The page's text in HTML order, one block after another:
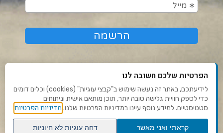
תנאי שימוש ומדיניות פרטיות
פנו אלינו
הפרטיות שלכם חשובה לנו
לידיעתכם, באתר זה נעשה שימוש ב"קבצי עוגיות" (cookies) וכלים דומים
כדי לספק חוויית גלישה טובה יותר, תוכן מותאם אישית וניתוחים
סטטיסטיים. למידע נוסף עיינו במדיניות הפרטיות שלנו. מדיניות הפרטיות
קראתי ואני מאשר דחה עוגיות לא חיוניות